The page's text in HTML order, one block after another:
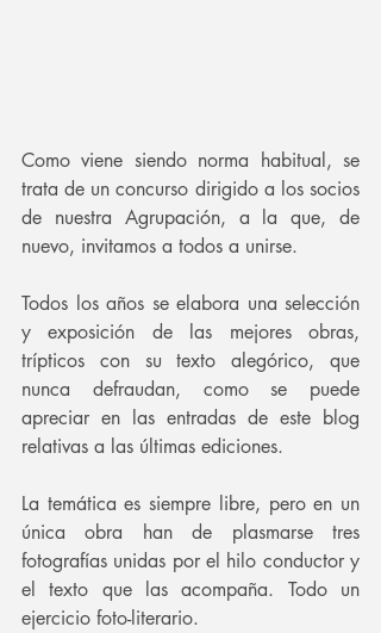
Como viene siendo norma habitual, se
trata de un concurso dirigido a los socios
de nuestra Agrupación, a la que, de
nuevo, invitamos a todos a unirse.
Todos los años se elabora una selección
y exposición de las mejores obras,
trípticos con su texto alegórico, que
nunca defraudan, como se puede
apreciar en las entradas de este blog
relativas a las últimas ediciones.
La temática es siempre libre, pero en un
única obra han de plasmarse tres
fotografías unidas por el hilo conductor y
el texto que las acompaña. Todo un
ejercicio foto-literario.